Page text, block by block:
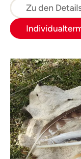
dann weiter zu
Hier wird
menschliche
Zu den